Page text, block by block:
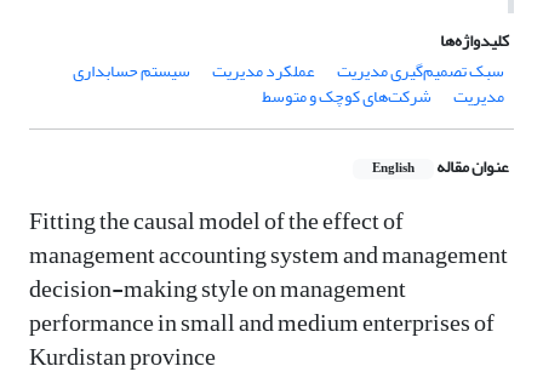
کلیدواژه‌ها
سبک تصمیم‌گیری مدیریت
عملکرد مدیریت سیستم حسابداری
مدیریت شرکت‌های کوچک و متوسط
عنوان مقاله English
Fitting the causal model of the effect of
management accounting system and management
decision-making style on management
performance in small and medium enterprises of
Kurdistan province